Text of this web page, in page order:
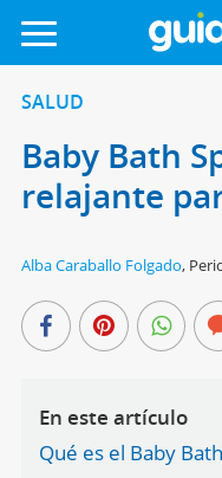
SALUD
Baby Bath
relajante
Alba Caraballo Folgado,
En este artículo
Qué es el Baby